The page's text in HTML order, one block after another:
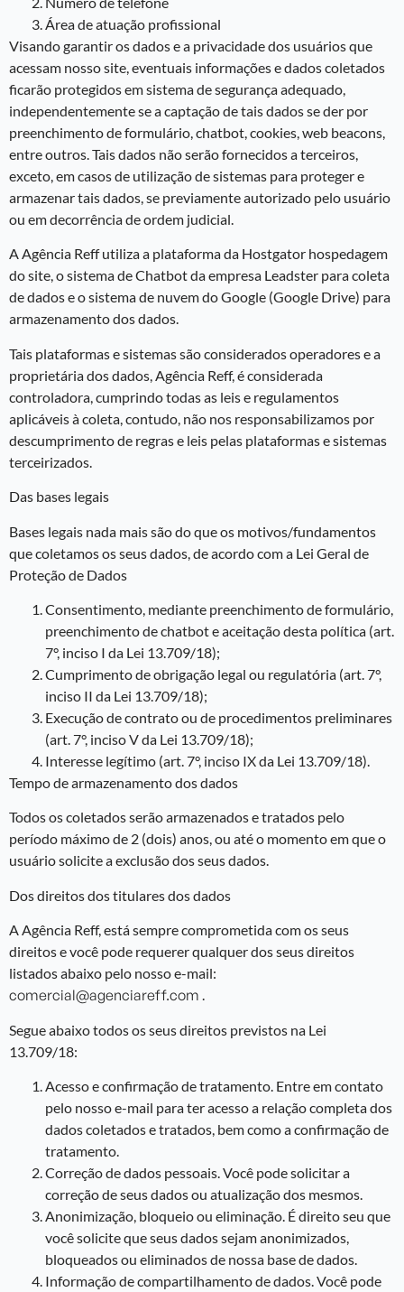
Área de atuação profissional
Visando garantir os dados e a privacidade dos usuários que
acessam nosso site, eventuais informações e dados coletados
ficarão protegidos em sistema de segurança adequado,
independentemente se a captação de tais dados se der por
preenchimento de formulário, chatbot, cookies, web beacons,
entre outros. Tais dados não serão fornecidos a terceiros,
exceto, em casos de utilização de sistemas para proteger e
armazenar tais dados, se previamente autorizado pelo usuário
ou em decorrência de ordem judicial.
A Agência Reff utiliza a plataforma da Hostgator hospedagem
do site, o sistema de Chatbot da empresa Leadster para coleta
de dados e o sistema de nuvem do Google (Google Drive) para
armazenamento dos dados.
Tais plataformas e sistemas são considerados operadores e a
proprietária dos dados, Agência Reff, é considerada
controladora, cumprindo todas as leis e regulamentos
aplicáveis à coleta, contudo, não nos responsabilizamos por
descumprimento de regras e leis pelas plataformas e sistemas
terceirizados.
Das bases legais
Bases legais nada mais são do que os motivos/fundamentos
que coletamos os seus dados, de acordo com a Lei Geral de
Proteção de Dados
Consentimento, mediante preenchimento de formulário,
preenchimento de chatbot e aceitação desta política (art.
7°, inciso I da Lei 13.709/18);
Cumprimento de obrigação legal ou regulatória (art. 7°,
inciso II da Lei 13.709/18);
Execução de contrato ou de procedimentos preliminares
(art. 7°, inciso V da Lei 13.709/18);
Interesse legítimo (art. 7°, inciso IX da Lei 13.709/18).
Tempo de armazenamento dos dados
Todos os coletados serão armazenados e tratados pelo
período máximo de 2 (dois) anos, ou até o momento em que o
usuário solicite a exclusão dos seus dados.
Dos direitos dos titulares dos dados
A Agência Reff, está sempre comprometida com os seus
direitos e você pode requerer qualquer dos seus direitos
listados abaixo pelo nosso e-mail:
comercial@agenciareff.com .
Segue abaixo todos os seus direitos previstos na Lei
13.709/18:
Acesso e confirmação de tratamento. Entre em contato
pelo nosso e-mail para ter acesso a relação completa dos
dados coletados e tratados, bem como a confirmação de
tratamento.
Correção de dados pessoais. Você pode solicitar a
correção de seus dados ou atualização dos mesmos.
Anonimização, bloqueio ou eliminação. É direito seu que
você solicite que seus dados sejam anonimizados,
bloqueados ou eliminados de nossa base de dados.
Informação de compartilhamento de dados. Você pode